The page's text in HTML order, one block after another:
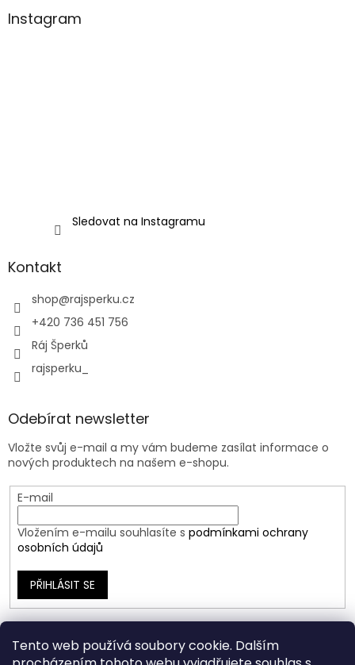
Tento web používá soubory cookie. Dalším
Instagram
Sledovat na Instagramu
Kontakt
shop@rajsperku.cz
+420 736 451 756
Ráj Šperků
rajsperku_
Odebírat newsletter
Vložte svůj e-mail a my vám budeme zasílat informace o
nových produktech na našem e-shopu.
E-mail
Vložením e-mailu souhlasíte s podmínkami ochrany
osobních údajů
PŘIHLÁSIT SE